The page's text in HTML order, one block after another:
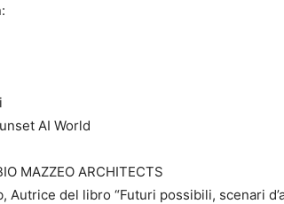
AI World
MAZZEO ARCHITECTS
Autrice del libro “Futuri possibili, scenari